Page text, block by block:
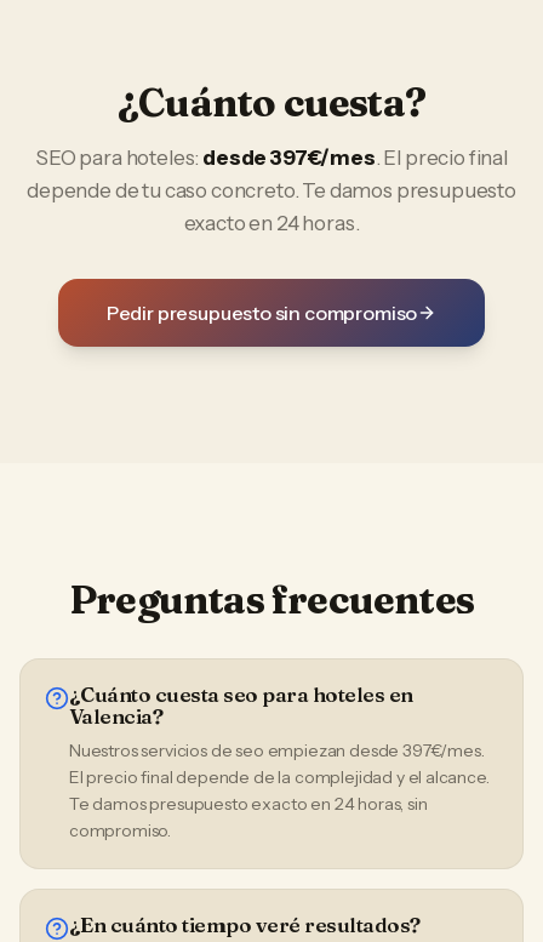
¿Cuánto cuesta?
SEO para hoteles: desde 397€/mes. El precio final
depende de tu caso concreto. Te damos presupuesto
exacto en 24 horas.
Pedir presupuesto sin compromiso
Preguntas frecuentes
¿Cuánto cuesta seo para hoteles en
Valencia?
Nuestros servicios de seo empiezan desde 397€/mes.
El precio final depende de la complejidad y el alcance.
Te damos presupuesto exacto en 24 horas, sin
compromiso.
¿En cuánto tiempo veré resultados?